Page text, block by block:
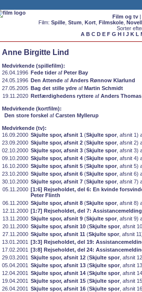
Film og tv|
Film: Spille, Stum Kort, Filmskole,
Sorter
A B C D E F G H I J K L
Anne Birgitte Lind
Medvirkende (spillefilm):
26.04.1996 Fede tider af Peter Bay
24.05.1996 Den Attende af Anders Rønnow Klarlund
27.05.2005 Bag det stille ydre af Martin Schmidt
19.11.2020 Retfærdighedens ryttere af Anders
Medvirkende (kortfilm):
Den store forskel af Carsten Myllerup
Medvirkende (tv):
16.09.2000 Skjulte spor, afsnit 1 (Skjulte spor , afsnit 1)
23.09.2000 Skjulte spor, afsnit 2 (Skjulte spor , afsnit 2)
02.10.2000 Skjulte spor, afsnit 3 (Skjulte spor , afsnit 3)
09.10.2000 Skjulte spor, afsnit 4 (Skjulte spor , afsnit 4)
16.10.2000 Skjulte spor, afsnit 5 (Skjulte spor , afsnit 5)
23.10.2000 Skjulte spor, afsnit 6 (Skjulte spor , afsnit 6)
30.10.2000 Skjulte spor, afsnit 7 (Skjulte spor , afsnit 7)
05.11.2000 [1:6] Rejseholdet, del 6: En kvinde
Peter Flinth
06.11.2000 Skjulte spor, afsnit 8 (Skjulte spor , afsnit 8)
12.11.2000 [1:7] Rejseholdet, del 7: Assistancemelding
13.11.2000 Skjulte spor, afsnit 9 (Skjulte spor , afsnit 9)
20.11.2000 Skjulte spor, afsnit 10 (Skjulte spor , afsnit
27.11.2000 Skjulte spor, afsnit 11 (Skjulte spor , afsnit
13.01.2001 [3:3] Rejseholdet, del 19:
17.02.2001 [3:8] Rejseholdet, del 24:
29.03.2001 Skjulte spor, afsnit 12 (Skjulte spor , afsnit
05.04.2001 Skjulte spor, afsnit 13 (Skjulte spor , afsnit
12.04.2001 Skjulte spor, afsnit 14 (Skjulte spor , afsnit
19.04.2001 Skjulte spor, afsnit 15 (Skjulte spor , afsnit
26.04.2001 Skjulte spor, afsnit 16 (Skjulte spor , afsnit